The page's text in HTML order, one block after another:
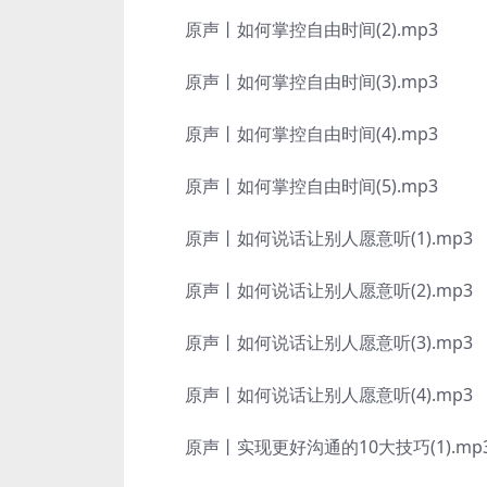
原声丨如何掌控自由时间(2).mp3
原声丨如何掌控自由时间(3).mp3
原声丨如何掌控自由时间(4).mp3
原声丨如何掌控自由时间(5).mp3
原声丨如何说话让别人愿意听(1).mp3
原声丨如何说话让别人愿意听(2).mp3
原声丨如何说话让别人愿意听(3).mp3
原声丨如何说话让别人愿意听(4).mp3
原声丨实现更好沟通的10大技巧